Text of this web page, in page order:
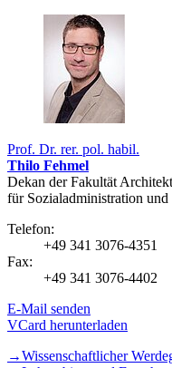
Prof. Dr. rer. pol. habil.
Thilo Fehmel
Dekan der Fakultät
für Sozialadministration
Telefon:
+49 341 3076-4351
Fax:
+49 341 3076-4402
E-Mail senden
VCard herunterladen
→Wissenschaftlicher